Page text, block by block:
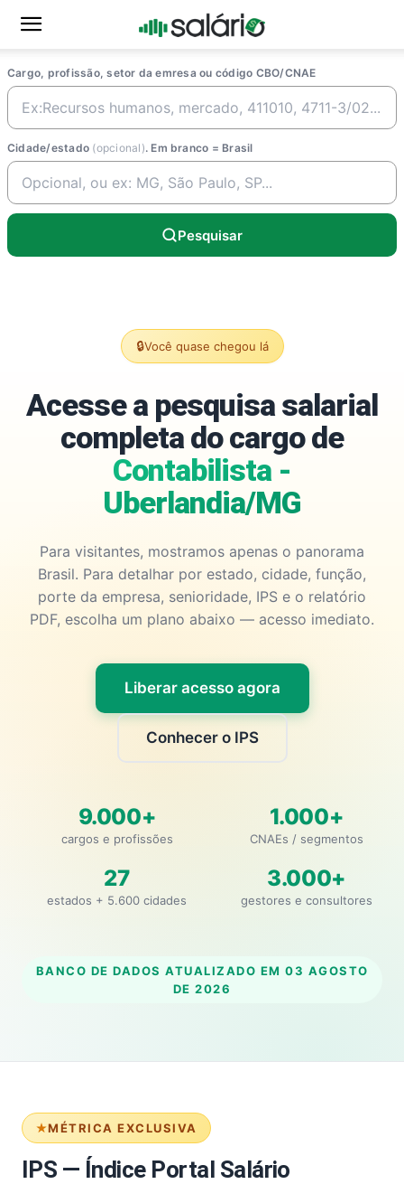
Cargo, profissão, setor da emresa ou código CBO/CNAE
Cidade/estado (opcional). Em branco = Brasil
Pesquisar
🔒Você quase chegou lá
Acesse a pesquisa salarial
completa do cargo de
Contabilista -
Uberlandia/MG
Para visitantes, mostramos apenas o panorama
Brasil. Para detalhar por estado, cidade, função,
porte da empresa, senioridade, IPS e o relatório
PDF, escolha um plano abaixo — acesso imediato.
Liberar acesso agora
Conhecer o IPS
9.000+
cargos e profissões
1.000+
CNAEs / segmentos
27
estados + 5.600 cidades
3.000+
gestores e consultores
BANCO DE DADOS ATUALIZADO EM 03 AGOSTO
DE 2026
MÉTRICA EXCLUSIVA
IPS — Índice Portal Salário